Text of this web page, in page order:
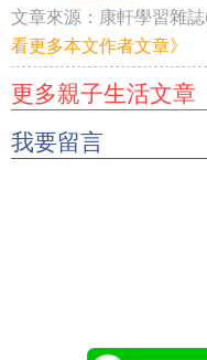
文章來源： 康軒學習雜
看更多本文作者文章》
更多親子生活文章
我要留言